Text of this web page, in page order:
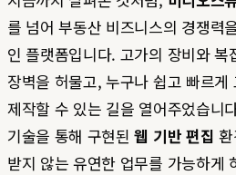
를 넘어 부동산 비즈니스의 경쟁력
인 플랫폼입니다. 고가의 장비와
장벽을 허물고, 누구나 쉽고 빠르
제작할 수 있는 길을 열어주었습니
기술을 통해 구현된웹 기반 편집
받지 않는 유연한 업무를 가능하게